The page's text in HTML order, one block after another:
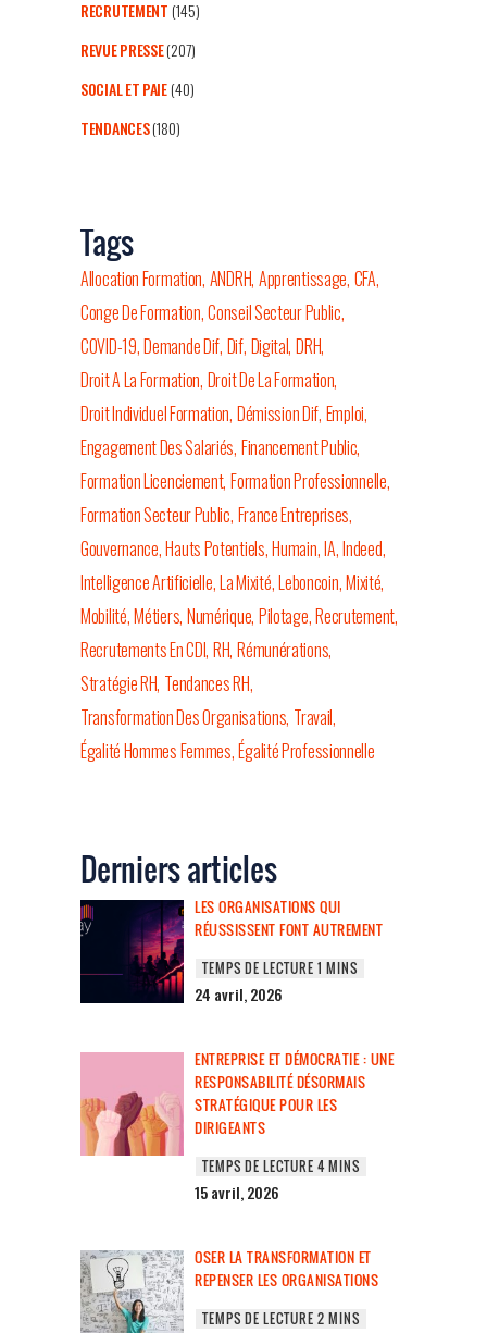
RECRUTEMENT(145)
REVUE PRESSE(207)
SOCIAL ET PAIE(40)
TENDANCES(180)
Tags
Allocation Formation ANDRH Apprentissage CFA
Conge De Formation Conseil Secteur Public
COVID-19 Demande Dif Dif Digital DRH
Droit A La Formation Droit De La Formation
Droit Individuel Formation Démission Dif Emploi
Engagement Des Salariés Financement Public
Formation Licenciement Formation Professionnelle
Formation Secteur Public France Entreprises
Gouvernance Hauts Potentiels Humain IA Indeed
Intelligence Artificielle La Mixité Leboncoin Mixité
Mobilité Métiers Numérique Pilotage Recrutement
Recrutements En CDI RH Rémunérations
Stratégie RH Tendances RH
Transformation Des Organisations Travail
Égalité Hommes Femmes Égalité Professionnelle
Derniers articles
LES ORGANISATIONS QUI
RÉUSSISSENT FONT AUTREMENT
24 avril, 2026
ENTREPRISE ET DÉMOCRATIE : UNE
RESPONSABILITÉ DÉSORMAIS
STRATÉGIQUE POUR LES
DIRIGEANTS
15 avril, 2026
OSER LA TRANSFORMATION ET
REPENSER LES ORGANISATIONS